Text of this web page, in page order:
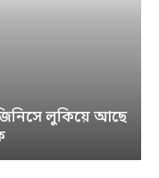
লুকিয়ে আছে